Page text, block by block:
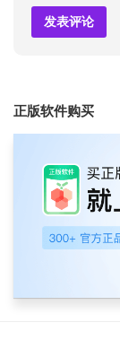
正版软件购买